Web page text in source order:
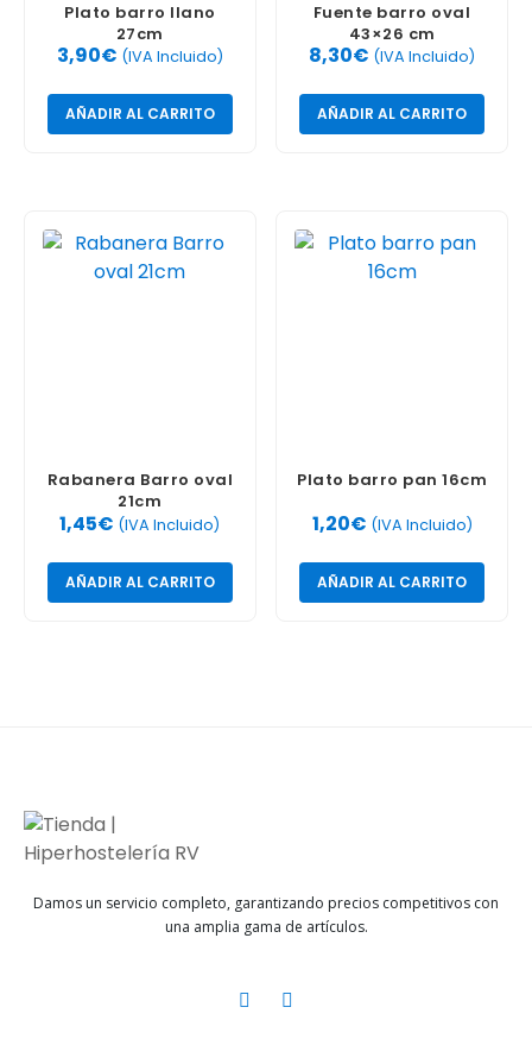
Plato barro llano
27cm
3,90€ (IVA Incluido)
AÑADIR AL CARRITO
Fuente barro oval
43×26 cm
8,30€ (IVA Incluido)
AÑADIR AL CARRITO
Rabanera Barro oval
21cm
1,45€ (IVA Incluido)
AÑADIR AL CARRITO
Plato barro pan 16cm
1,20€ (IVA Incluido)
AÑADIR AL CARRITO
Damos un servicio completo, garantizando precios competitivos con
una amplia gama de artículos.